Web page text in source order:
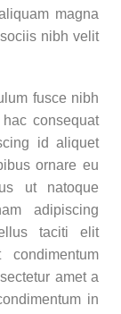
magna
nibh velit
fusce nibh
consequat
id aliquet
ornare eu
ut natoque
adipiscing
taciti elit
amet a
in